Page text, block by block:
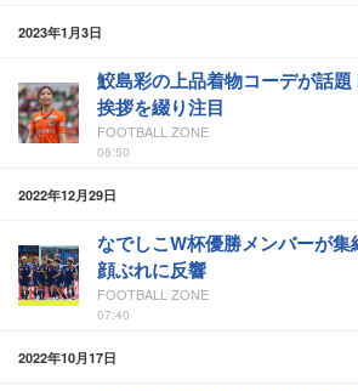
2023年1月3日
鮫島彩の上品着物コーデが話
挨拶を綴り注目
FOOTBALL ZONE
06:50
2022年12月29日
なでしこW杯優勝メンバーが
顔ぶれに反響
FOOTBALL ZONE
07:40
2022年10月17日